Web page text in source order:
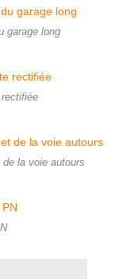
garage long
la voie autours